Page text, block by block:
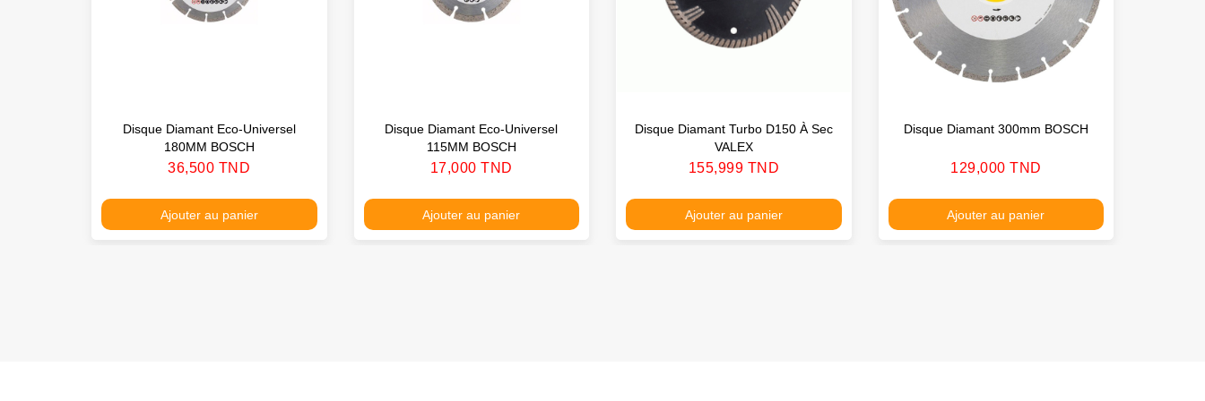
Disque Diamant Eco-Universel
180MM BOSCH
Prix
36,500 TND
Ajouter au panier
Disque Diamant Eco-Universel
115MM BOSCH
Prix
17,000 TND
Ajouter au panier
Disque Diamant Turbo D150 À Sec
VALEX
Prix
155,999 TND
Ajouter au panier
Disque Diamant 300mm BOSCH
Prix
129,000 TND
Ajouter au panier